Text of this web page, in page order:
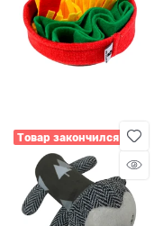
Товар закончился